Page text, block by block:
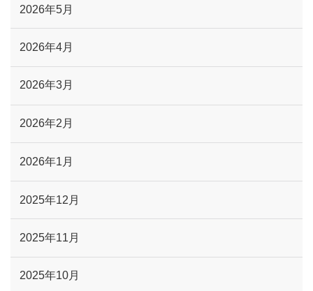
2026年5月
2026年4月
2026年3月
2026年2月
2026年1月
2025年12月
2025年11月
2025年10月